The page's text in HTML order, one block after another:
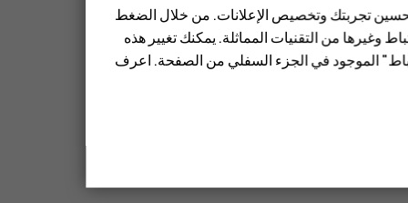
تحسين تجربتك وتخصيص الإعلانات. من خلال الضغط
وغيرها من التقنيات المماثلة. يمكنك تغيير هذه
الموجود في الجزء السفلي من الصفحة. اعرف